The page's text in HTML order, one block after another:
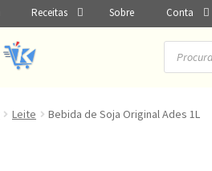
Receitas Sobre Conta
Pesquisar
produtos
Leite Bebida de Soja Original Ades 1L